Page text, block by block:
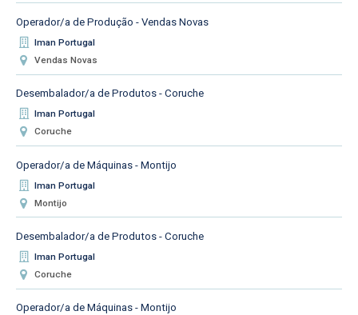
Operador/a de Produção - Vendas Novas
Iman Portugal
Vendas Novas
Desembalador/a de Produtos - Coruche
Iman Portugal
Coruche
Operador/a de Máquinas - Montijo
Iman Portugal
Montijo
Desembalador/a de Produtos - Coruche
Iman Portugal
Coruche
Operador/a de Máquinas - Montijo